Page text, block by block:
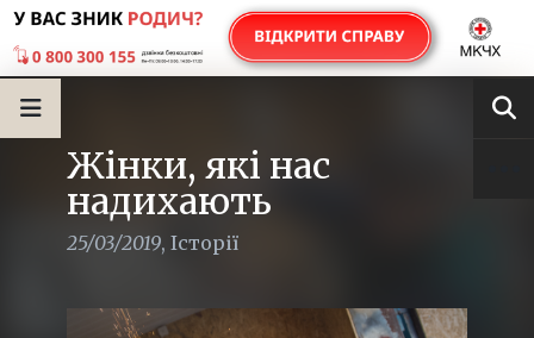
Жінки, які нас
надихають
25/03/2019, Історії